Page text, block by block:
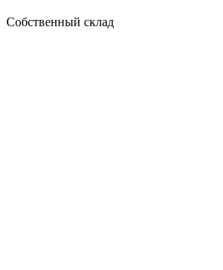
Собственный склад